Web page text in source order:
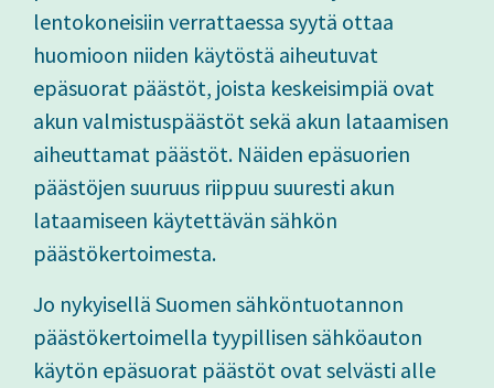
lentokoneisiin verrattaessa syytä ottaa
huomioon niiden käytöstä aiheutuvat
epäsuorat päästöt, joista keskeisimpiä ovat
akun valmistuspäästöt sekä akun lataamisen
aiheuttamat päästöt. Näiden epäsuorien
päästöjen suuruus riippuu suuresti akun
lataamiseen käytettävän sähkön
päästökertoimesta.
Jo nykyisellä Suomen sähköntuotannon
päästökertoimella tyypillisen sähköauton
käytön epäsuorat päästöt ovat selvästi alle